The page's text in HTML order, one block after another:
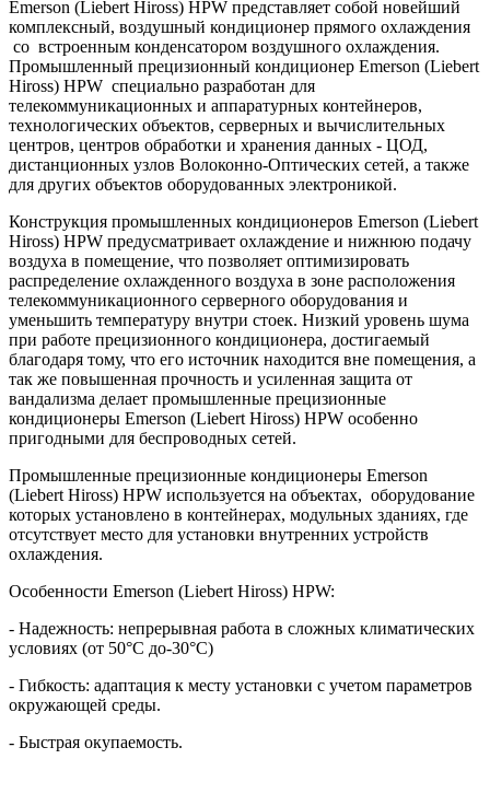
Emerson (Liebert Hiross) HPW представляет собой новейший
комплексный, воздушный кондиционер прямого охлаждения
со встроенным конденсатором воздушного охлаждения.
Промышленный прецизионный кондиционер Emerson (Liebert
Hiross) HPW специально разработан для
телекоммуникационных и аппаратурных контейнеров,
технологических объектов, серверных и вычислительных
центров, центров обработки и хранения данных - ЦОД,
дистанционных узлов Волоконно-Оптических сетей, а также
для других объектов оборудованных электроникой.
Конструкция промышленных кондиционеров Emerson (Liebert
Hiross) HPW предусматривает охлаждение и нижнюю подачу
воздуха в помещение, что позволяет оптимизировать
распределение охлажденного воздуха в зоне расположения
телекоммуникационного серверного оборудования и
уменьшить температуру внутри стоек. Низкий уровень шума
при работе прецизионного кондиционера, достигаемый
благодаря тому, что его источник находится вне помещения, а
так же повышенная прочность и усиленная защита от
вандализма делает промышленные прецизионные
кондиционеры Emerson (Liebert Hiross) HPW особенно
пригодными для беспроводных сетей.
Промышленные прецизионные кондиционеры Emerson
(Liebert Hiross) HPW используется на объектах, оборудование
которых установлено в контейнерах, модульных зданиях, где
отсутствует место для установки внутренних устройств
охлаждения.
Особенности Emerson (Liebert Hiross) HPW:
- Надежность: непрерывная работа в сложных климатических
условиях (от 50°C до-30°С)
- Гибкость: адаптация к месту установки с учетом параметров
окружающей среды.
- Быстрая окупаемость.